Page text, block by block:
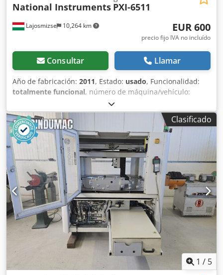
Lajosmizse 10,264 km
National Instruments PXI-6511
EUR 600
precio fijo IVA no incluído
Consultar Llamar
Año de fabricación: 2011, Estado: usado, Funcionalidad:
totalmente funcional, número de máquina/vehículo:
, Se venden: 2 módulos de E/S digital PXI-6511 de
National Instruments, en perfecto estado de
funcionamiento. Se venden por separado a 300 euros cada
uno. Fabricante: National Instruments (NI) Cjdpfx Akszh H
Sge Uorf Modelo: PXI-6511 Cantidad: 2 unidades Estado:
Usado – Probado y en funcionamiento Canales: 64 canales
de entrada digital Aislamiento: Aislamiento por banco, ±30
VCC Interfaz: PXI Controlador: Compatible con NI-DAQmx
Ambas unidades funcionan perfectamente. Ideales para la
automatización industrial, el control de líneas de
producción y los sistemas de prueba. Retiradas de un
entorno industrial en funcionamiento, no presentan fallos.
Envío desde Hungría. Envío internacional disponible.
Embalaje cuidadoso con protección antiestática. ¡No dude
en contactarnos si tiene alguna pregunta!
Clasificado
1 / 5